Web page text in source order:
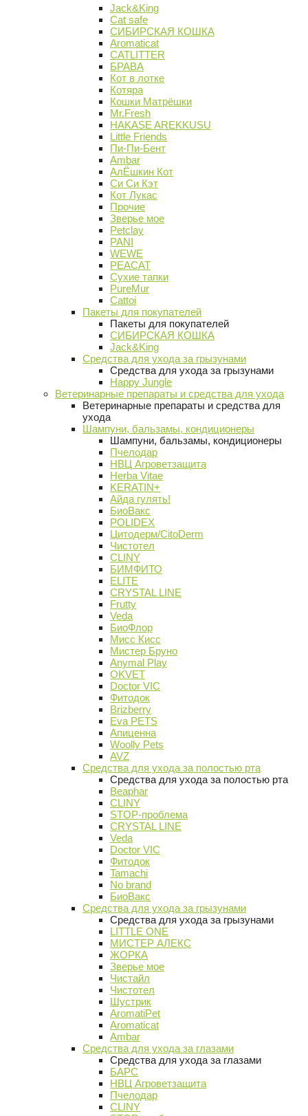
Jack&King
Cat safe
СИБИРСКАЯ КОШКА
Aromaticat
CATLITTER
БРАВА
Кот в лотке
Котяра
Кошки Матрёшки
Mr.Fresh
HAKASE AREKKUSU
Little Friends
Пи-Пи-Бент
Ambar
АлЁшкин Кот
Си Си Кэт
Кот Лукас
Прочие
Зверье мое
Petclay
PANI
WEWE
PEACAT
Сухие тапки
PureMur
Cattoi
Пакеты для покупателей
Пакеты для покупателей
СИБИРСКАЯ КОШКА
Jack&King
Средства для ухода за грызунами
Средства для ухода за грызунами
Happy Jungle
Ветеринарные препараты и средства для ухода
Ветеринарные препараты и средства для
ухода
Шампуни, бальзамы, кондиционеры
Шампуни, бальзамы, кондиционеры
Пчелодар
НВЦ Агроветзащита
Herba Vitae
KERATIN+
Айда гулять!
БиоВакс
POLIDEX
Цитодерм/CitoDerm
Чистотел
CLINY
БИМФИТО
ELITE
CRYSTAL LINE
Frutty
Veda
БиоФлор
Мисс Кисс
Мистер Бруно
Anymal Play
OKVET
Doctor VIC
Фитодок
Brizberry
Eva PETS
Апиценна
Woolly Pets
AVZ
Средства для ухода за полостью рта
Средства для ухода за полостью рта
Beaphar
CLINY
STOP-проблема
CRYSTAL LINE
Veda
Doctor VIC
Фитодок
Tamachi
No brand
БиоВакс
Средства для ухода за грызунами
Средства для ухода за грызунами
LITTLE ONE
МИСТЕР АЛЕКС
ЖОРКА
Зверье мое
Чистайл
Чистотел
Шустрик
AromatiPet
Aromaticat
Ambar
Средства для ухода за глазами
Средства для ухода за глазами
БАРС
НВЦ Агроветзащита
Пчелодар
CLINY